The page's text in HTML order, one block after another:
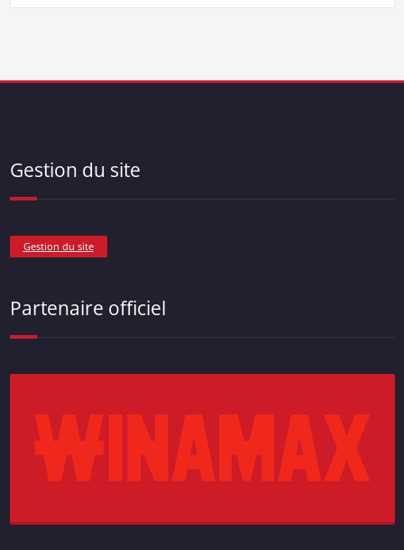
Gestion du site
Gestion du site
Partenaire officiel